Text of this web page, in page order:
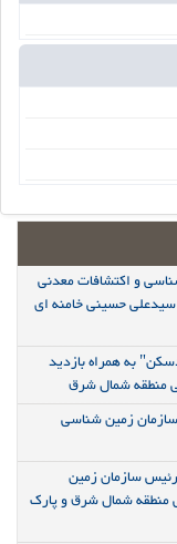
و اکتشافات معدنی
حسینی خامنه ای
به همراه بازدید
منطقه شمال شرق
زمین شناسی
سازمان زمین
منطقه شمال شرق و پارک